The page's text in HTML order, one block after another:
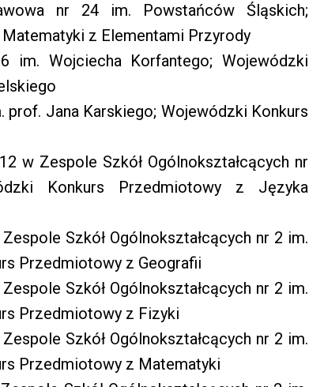
nr 24 im. Powstańców Śląskich;
z Elementami Przyrody
im. Wojciecha Korfantego; Wojewódzki
Jana Karskiego; Wojewódzki Konkurs
w Zespole Szkół Ogólnokształcących nr
Konkurs Przedmiotowy z Języka
Szkół Ogólnokształcących nr 2 im.
Przedmiotowy z Geografii
Szkół Ogólnokształcących nr 2 im.
Przedmiotowy z Fizyki
Szkół Ogólnokształcących nr 2 im.
Przedmiotowy z Matematyki